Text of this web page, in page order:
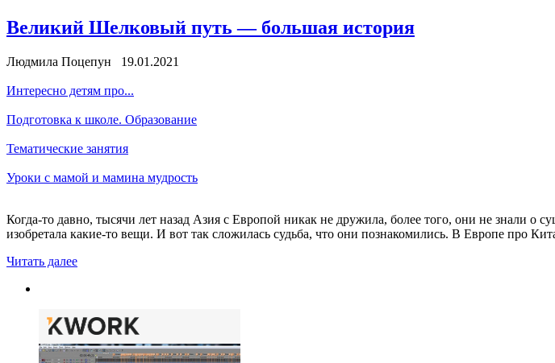
Великий Шелковый путь — большая история
Людмила Поцепун 19.01.2021
Интересно детям про...
Подготовка к школе. Образование
Тематические занятия
Уроки с мамой и мамина мудрость
Когда-то давно, тысячи лет назад Азия с Европой никак не дружила, более того, они не знали о
изобретала какие-то вещи. И вот так сложилась судьба, что они познакомились. В Европе про
Читать далее